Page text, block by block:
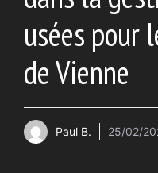
usées pour
de Vienne
Paul B. 25/02/